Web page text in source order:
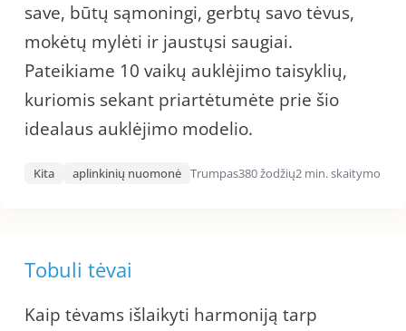
save, būtų sąmoningi, gerbtų savo tėvus,
mokėtų mylėti ir jaustųsi saugiai.
Pateikiame 10 vaikų auklėjimo taisyklių,
kuriomis sekant priartėtumėte prie šio
idealaus auklėjimo modelio.
Kita aplinkinių nuomonė Trumpas380 žodžių2 min. skaitymo
Tobuli tėvai
Kaip tėvams išlaikyti harmoniją tarp